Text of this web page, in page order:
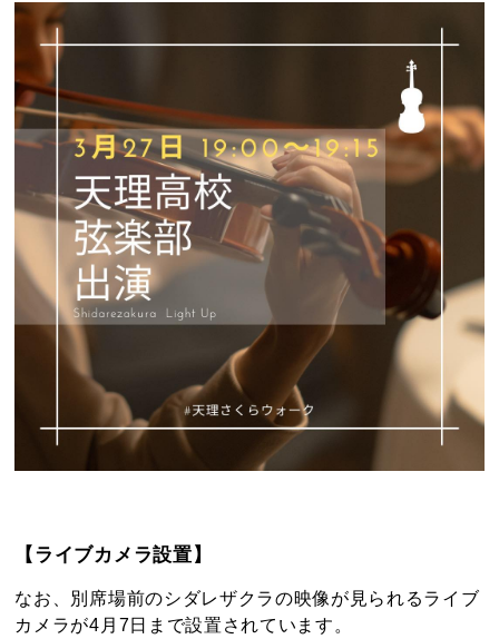
【ライブカメラ設置】
なお、別席場前のシダレザクラの映像が見られるライブ
カメラが4月7日まで設置されています。